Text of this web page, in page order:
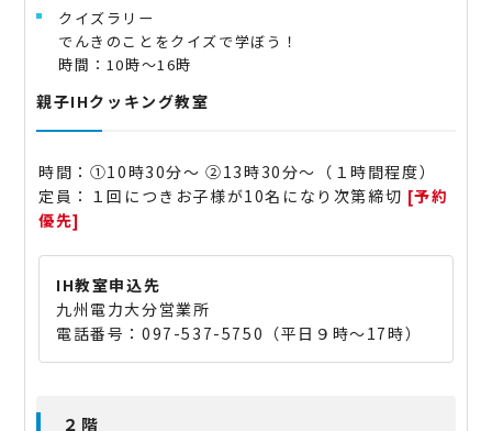
クイズラリー
でんきのことをクイズで学ぼう！
時間：10時～16時
親子IHクッキング教室
時間：①10時30分～ ②13時30分～（１時間程度）
定員：１回につきお子様が10名になり次第締切 [予約
優先]
IH教室申込先
九州電力大分営業所
電話番号：097-537-5750（平日９時～17時）
２階